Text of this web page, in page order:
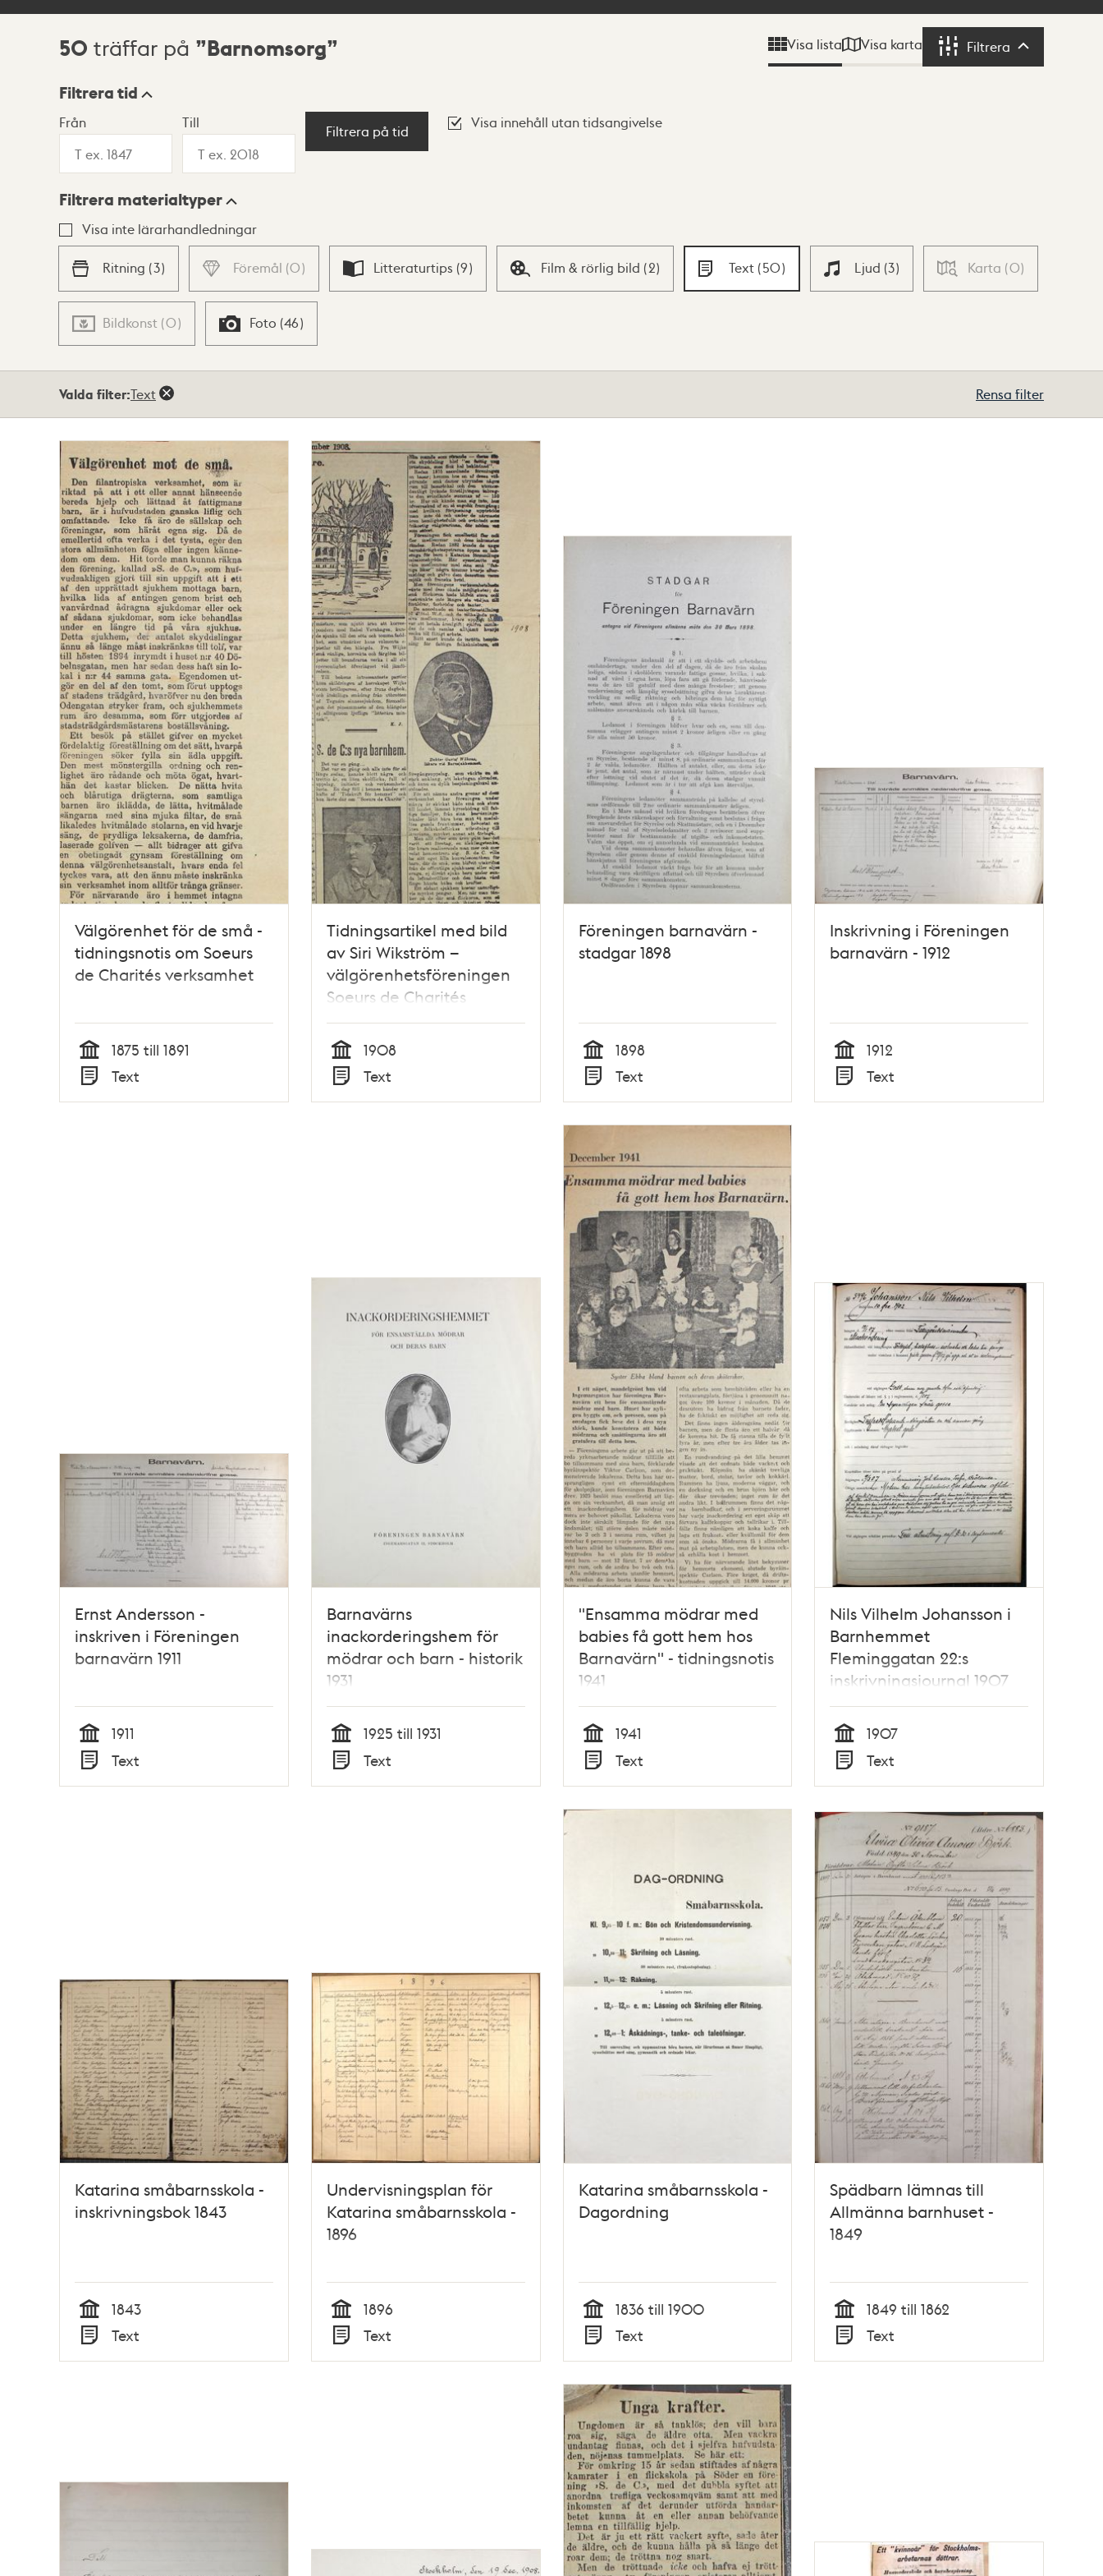
Sökresultat
50 träffar på Barnomsorg Visa lista Visa karta Filtrera Filtrera
Visningsläge
Lista Karta
Filtrera tid
Från Till
Filtrera på tid
Visa innehåll utan tidsangivelse
Filtrera materialtyper
Visa inte lärarhandledningar
Ritning (3) Föremål (0) Litteraturtips (9) Film & rörlig bild (2) Text (50) Ljud (3) Karta (0)
Bildkonst (0) Foto (46)
Valda filter:Text Rensa filter
Välgörenhet för de små -
tidningsnotis om Soeurs
de Charités verksamhet
Tid
1875 till 1891
Typ
Text
Tidningsartikel med bild
av Siri Wikström –
välgörenhetsföreningen
Soeurs de Charités
grundare 1908
Tid
1908
Typ
Text
Föreningen barnavärn -
stadgar 1898
Tid
1898
Typ
Text
Inskrivning i Föreningen
barnavärn - 1912
Tid
1912
Typ
Text
Ernst Andersson -
inskriven i Föreningen
barnavärn 1911
Tid
1911
Typ
Text
Barnavärns
inackorderingshem för
mödrar och barn - historik
1931
Tid
1925 till 1931
Typ
Text
"Ensamma mödrar med
babies få gott hem hos
Barnavärn" - tidningsnotis
1941
Tid
1941
Typ
Text
Nils Vilhelm Johansson i
Barnhemmet
Fleminggatan 22:s
inskrivningsjournal 1907
Tid
1907
Typ
Text
Katarina småbarnsskola -
inskrivningsbok 1843
Tid
1843
Typ
Text
Undervisningsplan för
Katarina småbarnsskola -
1896
Tid
1896
Typ
Text
Katarina småbarnsskola -
Dagordning
Tid
1836 till 1900
Typ
Text
Spädbarn lämnas till
Allmänna barnhuset -
1849
Tid
1849 till 1862
Typ
Text